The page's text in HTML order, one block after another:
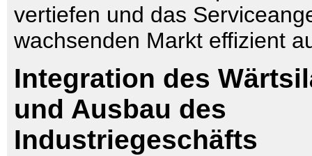
vertiefen und das
wachsenden Markt effizient
Integration des
und Ausbau des
Industriegeschäfts